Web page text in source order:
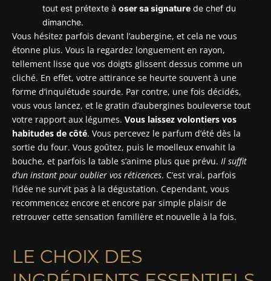
tout est prétexte à oser sa signature de chef du
dimanche.
Vous hésitez parfois devant l’aubergine, et cela ne vous
étonne plus. Vous la regardez longuement en rayon,
tellement lisse que vos doigts glissent dessus comme un
cliché. En effet, votre attirance se heurte souvent à une
forme d’inquiétude sourde. Par contre, une fois décidés,
vous vous lancez, et le gratin d’aubergines bouleverse tout
votre rapport aux légumes. Vous laissez volontiers vos
habitudes de côté. Vous percevez le parfum d’été dès la
sortie du four. Vous goûtez, puis le moelleux envahit la
bouche, et parfois la table s’anime plus que prévu. Il suffit
d’un instant pour oublier vos réticences. C’est vrai, parfois
l’idée ne survit pas à la dégustation. Cependant, vous
recommencez encore et encore par simple plaisir de
retrouver cette sensation familière et nouvelle à la fois.
LE CHOIX DES